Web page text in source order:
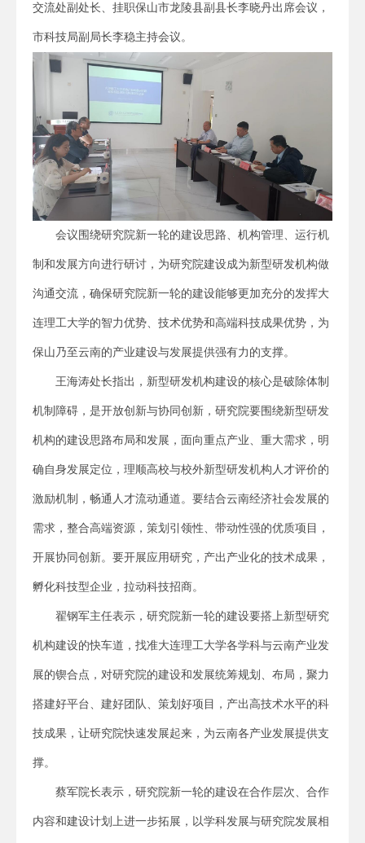
交流处副处长、挂职保山市龙陵县副县长李晓丹出席会议，
市科技局副局长李稳主持会议。
会议围绕研究院新一轮的建设思路、机构管理、运行机
制和发展方向进行研讨，为研究院建设成为新型研发机构做
沟通交流，确保研究院新一轮的建设能够更加充分的发挥大
连理工大学的智力优势、技术优势和高端科技成果优势，为
保山乃至云南的产业建设与发展提供强有力的支撑。
王海涛处长指出，新型研发机构建设的核心是破除体制
机制障碍，是开放创新与协同创新，研究院要围绕新型研发
机构的建设思路布局和发展，面向重点产业、重大需求，明
确自身发展定位，理顺高校与校外新型研发机构人才评价的
激励机制，畅通人才流动通道。要结合云南经济社会发展的
需求，整合高端资源，策划引领性、带动性强的优质项目，
开展协同创新。要开展应用研究，产出产业化的技术成果，
孵化科技型企业，拉动科技招商。
翟钢军主任表示，研究院新一轮的建设要搭上新型研究
机构建设的快车道，找准大连理工大学各学科与云南产业发
展的锲合点，对研究院的建设和发展统筹规划、布局，聚力
搭建好平台、建好团队、策划好项目，产出高技术水平的科
技成果，让研究院快速发展起来，为云南各产业发展提供支
撑。
蔡军院长表示，研究院新一轮的建设在合作层次、合作
内容和建设计划上进一步拓展，以学科发展与研究院发展相